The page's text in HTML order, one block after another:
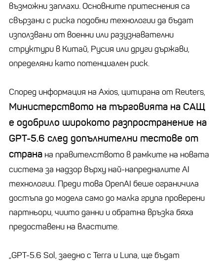
възможни заплахи. Основните притеснения са
свързани с риска подобни технологии да бъдат
използвани от военни или разузнавателни
структури в Китай, Русия или други държави,
определяни като потенциален риск.
Според информация на Axios, цитирана от Reuters,
Министерството на търговията на САЩ
е одобрило широкото разпространение на
GPT-5.6 след допълнителни тестове от
страна на правителството в рамките на новата
система за надзор върху най-напредналите AI
технологии. Преди това OpenAI беше ограничила
достъпа до модела само до малка група проверени
партньори, чиито данни и обратна връзка бяха
предоставени на властите.
„GPT-5.6 Sol, заедно с Terra и Luna, ще бъдат